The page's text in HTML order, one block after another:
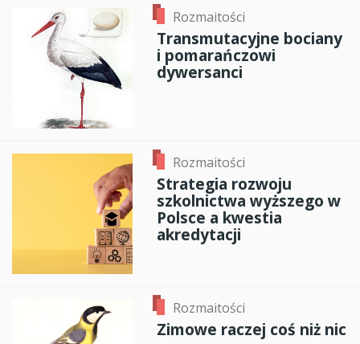
Rozmaitości
Transmutacyjne bociany
i pomarańczowi
dywersanci
Rozmaitości
Strategia rozwoju
szkolnictwa wyższego w
Polsce a kwestia
akredytacji
Rozmaitości
Zimowe raczej coś niż nic